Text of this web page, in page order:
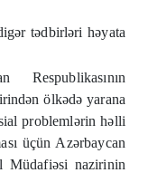
tədbirləri həyata
Respublikasının
ölkədə yarana
problemlərin həlli
üçün Azərbaycan
Müdafiəsi nazirinin